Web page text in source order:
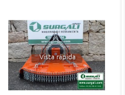
Vista rápida